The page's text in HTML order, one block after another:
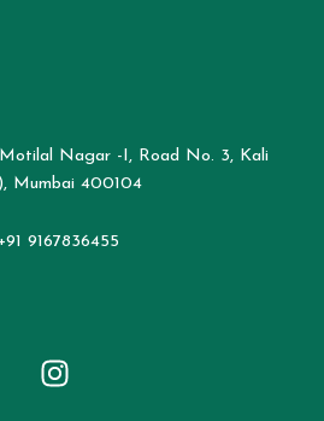
Motilal Nagar -I, Road No. 3, Kali
Mumbai 400104
9167836455